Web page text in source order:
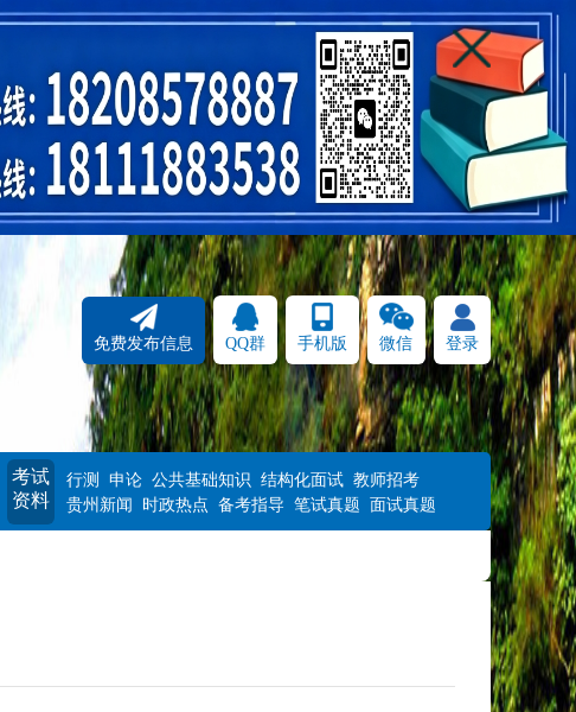
免费发布信息 QQ群 手机版 微信 登录
考试
资料
行测 申论 公共基础知识 结构化面试 教师招考
贵州新闻
时政热点 备考指导 笔试真题 面试真题